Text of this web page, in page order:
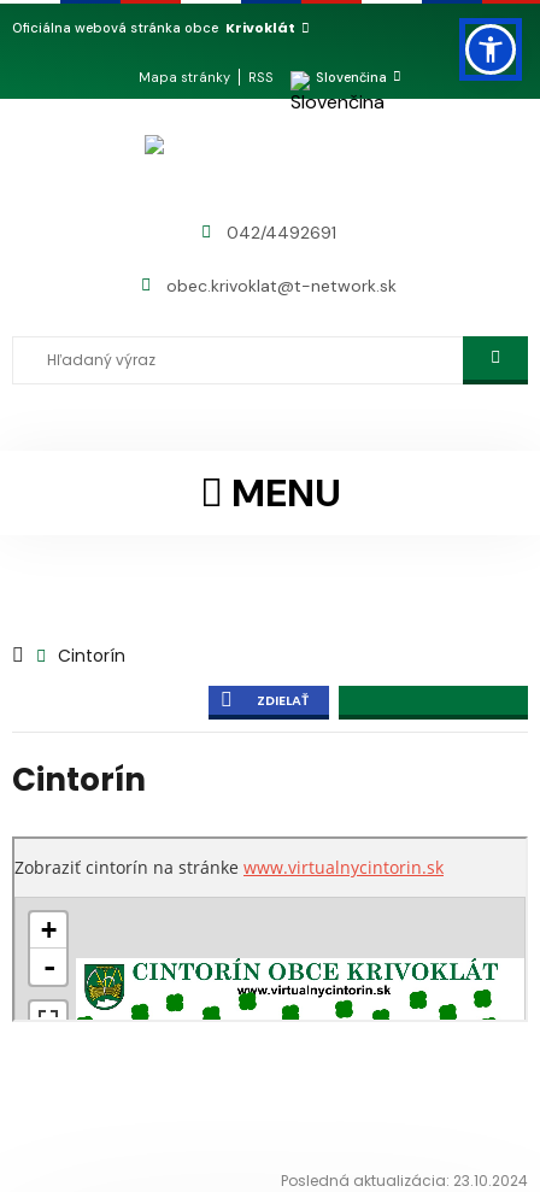
Oficiálna webová stránka obce Krivoklát
Mapa stránky RSS Slovenčina
042/4492691
obec.krivoklat@t-network.sk
MENU
Cintorín
ZDIELAŤ
Cintorín
Posledná aktualizácia: 23.10.2024